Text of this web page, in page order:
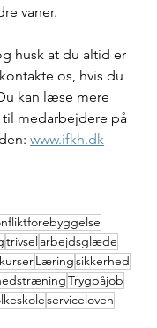
vaner.
husk at du altid er
os, hvis du
kan læse mere
til medarbejdere på
www.ifkh.dk
trivselarbejdsglæde
kurserLæringsikkerhed
Trygpåjob
serviceloven